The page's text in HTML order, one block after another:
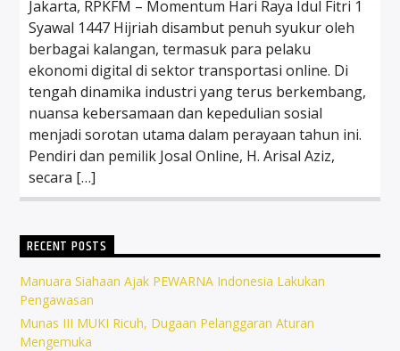
Jakarta, RPKFM – Momentum Hari Raya Idul Fitri 1
Syawal 1447 Hijriah disambut penuh syukur oleh
berbagai kalangan, termasuk para pelaku
ekonomi digital di sektor transportasi online. Di
tengah dinamika industri yang terus berkembang,
nuansa kebersamaan dan kepedulian sosial
menjadi sorotan utama dalam perayaan tahun ini.
Pendiri dan pemilik Josal Online, H. Arisal Aziz,
secara […]
RECENT POSTS
Manuara Siahaan Ajak PEWARNA Indonesia Lakukan
Pengawasan
Munas III MUKI Ricuh, Dugaan Pelanggaran Aturan
Mengemuka